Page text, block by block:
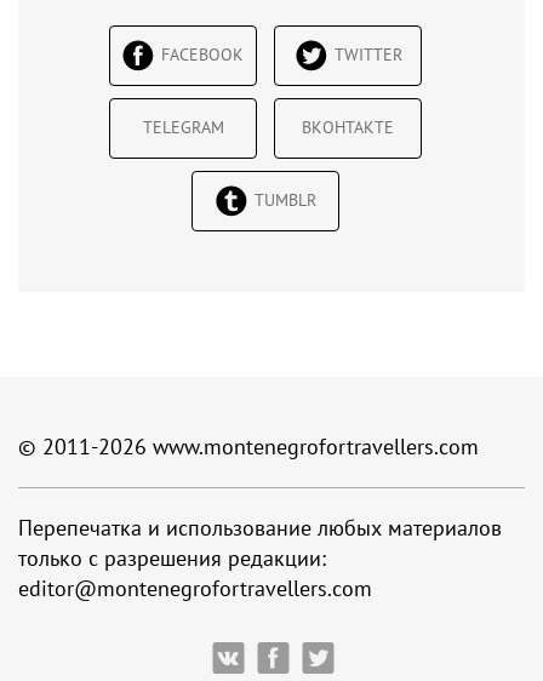
FACEBOOK TWITTER
TELEGRAM ВКОНТАКТЕ
TUMBLR
© 2011-2026 www.montenegrofortravellers.com
Перепечатка и использование любых материалов
только с разрешения редакции:
editor@montenegrofortravellers.com